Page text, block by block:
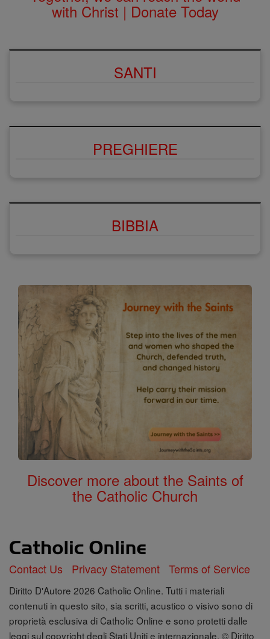
with Christ | Donate Today
SANTI
PREGHIERE
BIBBIA
Discover more about the Saints of
the Catholic Church
Contact Us Privacy Statement Terms of Service
Diritto D'Autore 2026 Catholic Online. Tutti i materiali
contenuti in questo sito, sia scritti, acustico o visivo sono di
proprietà esclusiva di Catholic Online e sono protetti dalle
leggi sul copyright degli Stati Uniti e internazionale, © Diritto